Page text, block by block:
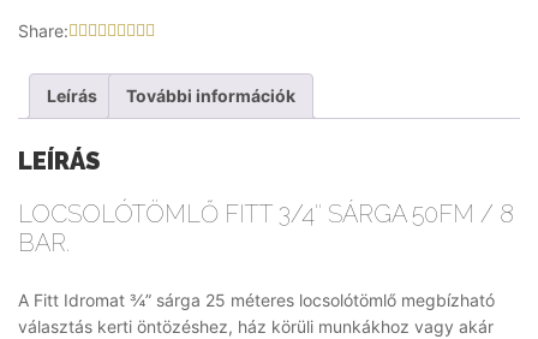
Share:
Leírás További információk
LEÍRÁS
LOCSOLÓTÖMLŐ FITT 3/4″ SÁRGA 50FM / 8
BAR.
A Fitt Idromat ¾” sárga 25 méteres locsolótömlő megbízható
választás kerti öntözéshez, ház körüli munkákhoz vagy akár